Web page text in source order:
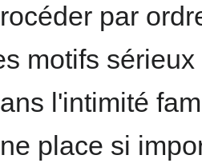
par
motifs
l'intimité
place si